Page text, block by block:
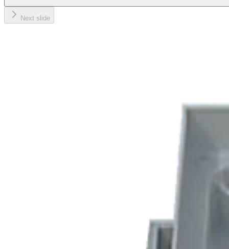
Next slide